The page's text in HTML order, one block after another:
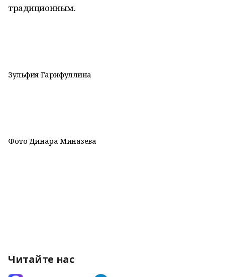
традиционным.
Зульфия Гарифуллина
Фото Динара Миназева
Читайте нас